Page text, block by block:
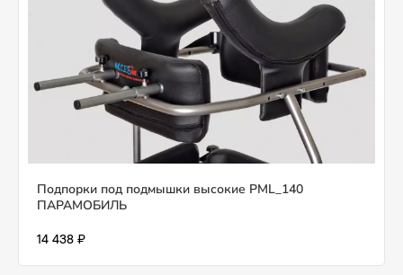
Подпорки под подмышки высокие PML_140
ПАРАМОБИЛЬ
14 438 ₽